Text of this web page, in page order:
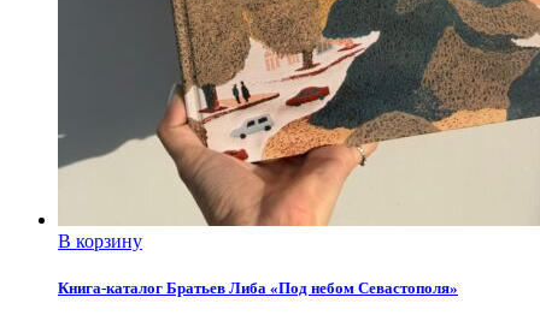
В корзину
Книга-каталог Братьев Либа «Под небом Севастополя»